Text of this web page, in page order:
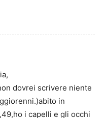
dovrei scrivere niente
in
i capelli e gli occhi